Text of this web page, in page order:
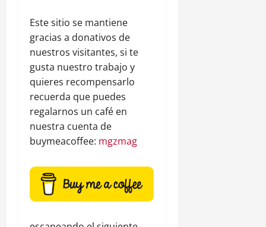
Este sitio se mantiene
gracias a donativos de
nuestros visitantes, si te
gusta nuestro trabajo y
quieres recompensarlo
recuerda que puedes
regalarnos un café en
nuestra cuenta de
buymeacoffee: mgzmag